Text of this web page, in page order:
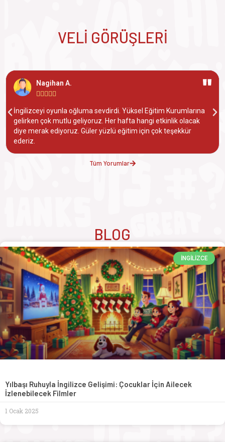
VELİ GÖRÜŞLERİ
Nagihan A.
    
İngilizceyi oyunla oğluma sevdirdi. Yüksel Eğitim Kurumlarına
gelirken çok mutlu geliyoruz. Her hafta hangi etkinlik olacak
diye merak ediyoruz. Güler yüzlü eğitim için çok teşekkür
ederiz.
Tüm Yorumlar
BLOG
İNGILIZCE
Yılbaşı Ruhuyla İngilizce Gelişimi: Çocuklar İçin Ailecek
İzlenebilecek Filmler
1 Ocak 2025